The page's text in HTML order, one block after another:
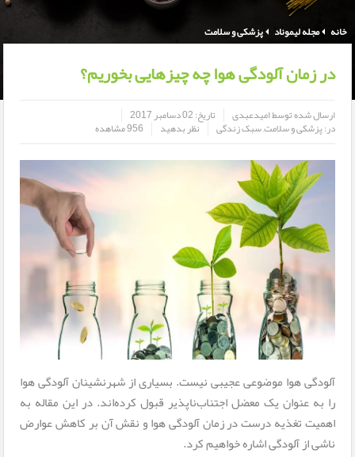
خانه مجله لیموناد پزشکی و سلامت
در زمان آلودگی هوا چه چیزهایی بخوریم؟
ارسال شده توسطامیدعبدی تاریخ:02 دسامبر 2017
در:پزشکی و سلامت,سبک زندگی نظر بدهید 956 مشاهده
آلودگی هوا موضوعی عجیبی نیست. بسیاری از شهرنشینان ­آلودگی هوا
را به عنوان یک معضل اجتناب‌ناپذیر قبول کرده‌اند. در این مقاله به
اهمیت تغذیه درست در زمان آلودگی هوا و نقش آن بر کاهش عوارض
ناشی از آلودگی اشاره خواهیم کرد.